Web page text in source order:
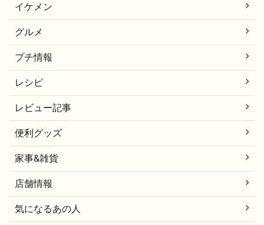
イケメン
グルメ
プチ情報
レシピ
レビュー記事
便利グッズ
家事&雑貨
店舗情報
気になるあの人